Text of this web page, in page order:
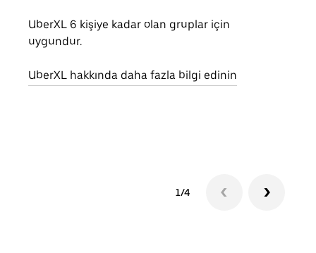
UberXL 6 kişiye kadar olan gruplar için
uygundur.
UberXL hakkında daha fazla bilgi edinin
1/4